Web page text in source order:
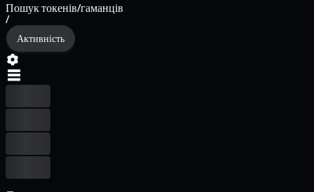
Пошук токенів/гаманців
/
Активність